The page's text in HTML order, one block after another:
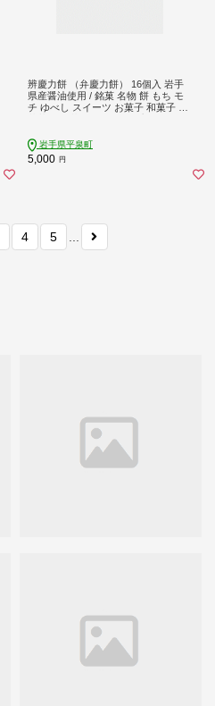
辨慶力餅 （弁慶力餅） 16個入 岩手
県産醤油使用 / 銘菓 名物 餅 もち モ
チ ゆべし スイーツ お菓子 和菓子 お
返し 𠮷野屋
岩手県平泉町
5,000 円
4 5